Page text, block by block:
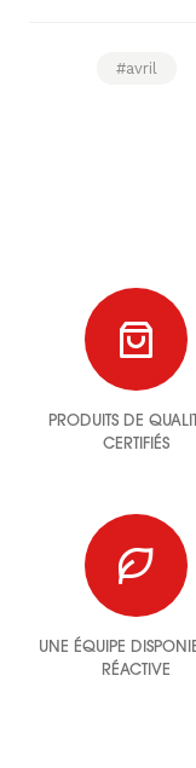
#avril
PRODUITS DE
CERTIFIÉS
UNE ÉQUIPE
RÉACTIVE